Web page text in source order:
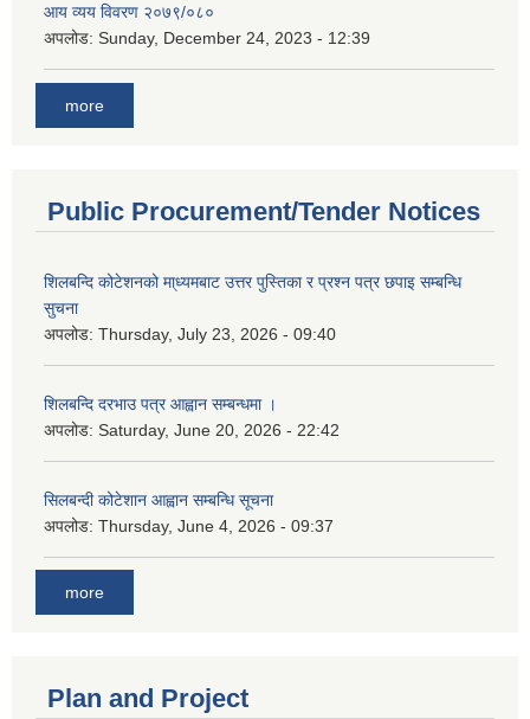
आय व्यय विवरण २०७९/०८०
अपलोड: Sunday, December 24, 2023 - 12:39
more
Public Procurement/Tender Notices
शिलबन्दि कोटेशनको मा्ध्यमबाट उत्तर पुस्तिका र प्रश्न पत्र छपाइ सम्बन्धि
सुचना
अपलोड: Thursday, July 23, 2026 - 09:40
शिलबन्दि दरभाउ पत्र आह्वान सम्बन्धमा ।
अपलोड: Saturday, June 20, 2026 - 22:42
सिलबन्दी कोटेशान आह्वान सम्बन्धि सूचना
अपलोड: Thursday, June 4, 2026 - 09:37
more
Plan and Project